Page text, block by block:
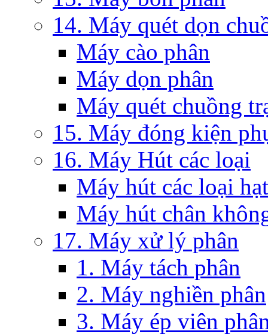
14. Máy quét dọn
Máy cào phân
Máy dọn phân
Máy quét chuồng
15. Máy đóng kiện
16. Máy Hút các loại
Máy hút các loại hạt
Máy hút chân
17. Máy xử lý phân
1. Máy tách phân
2. Máy nghiền phân
3. Máy ép viên